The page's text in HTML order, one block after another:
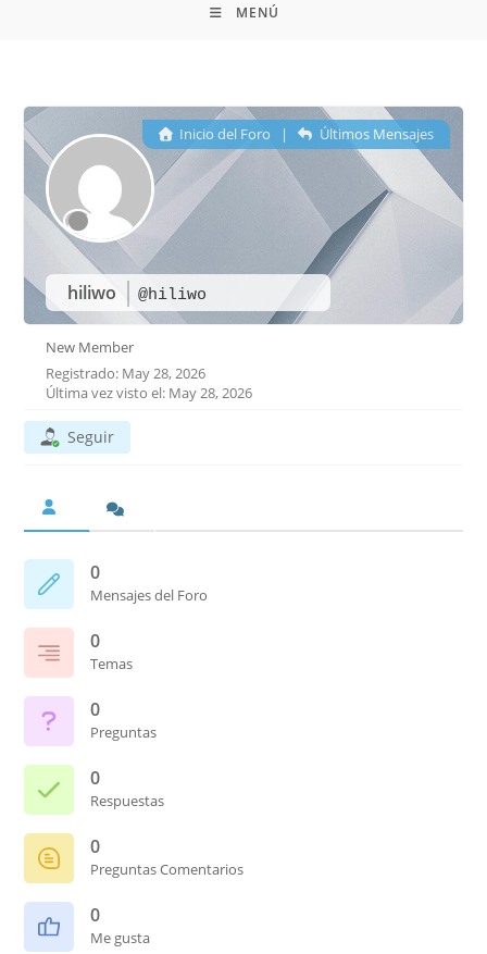
MENÚ
hiliwo @hiliwo
Inicio del Foro | Últimos Mensajes
New Member
Registrado: May 28, 2026
Última vez visto el: May 28, 2026
Seguir
0
Mensajes del Foro
0
Temas
0
Preguntas
0
Respuestas
0
Preguntas Comentarios
0
Me gusta